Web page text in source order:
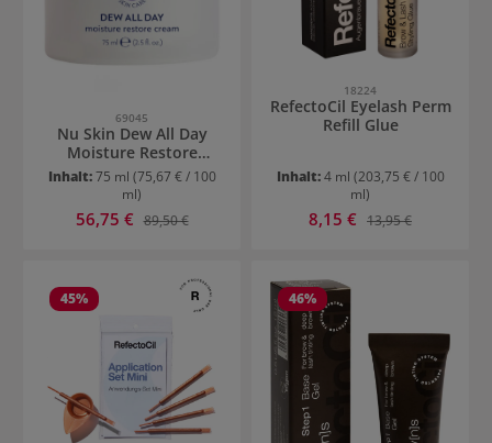
69045
Nu Skin Dew All Day
Moisture Restore
Cream
Inhalt:75 ml (75,67 € / 100
ml)
Verkaufspreis:
56,75 € Regulärer Preis:
89,50 €
18224
RefectoCil Eyelash Perm
Refill Glue
Inhalt:4 ml (203,75 € / 100
ml)
Verkaufspreis:
8,15 € Regulärer Preis:
13,95 €
45% 46%